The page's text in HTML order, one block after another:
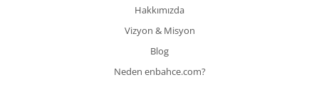
Hakkımızda
Vizyon & Misyon
Blog
Neden enbahce.com?